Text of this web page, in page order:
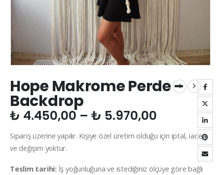
Hope Makrome Perde –
Backdrop
₺ 4.450,00 – ₺ 5.970,00
aralığı:
₺
₺
Sipariş üzerine yapılır. Kişiye özel üretim olduğu için iptal, iade
ve değişim yoktur.
Teslim tarihi: İş yoğunluğuna ve istediğiniz ölçüye göre bağlı